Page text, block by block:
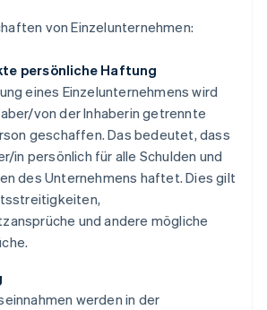
von Einzelunternehmen:
persönliche Haftung
eines Einzelunternehmens wird
von der Inhaberin getrennte
geschaffen. Das bedeutet, dass
in persönlich für alle Schulden und
des Unternehmens haftet. Dies gilt
und andere mögliche
werden in der